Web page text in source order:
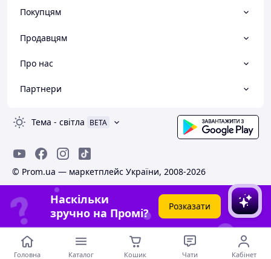
Покупцям
Продавцям
Про нас
Партнери
Тема - світла BETA
© Prom.ua — маркетплейс України, 2008-2026
Наскільки
зручно на Промі?
Розказати
Головна Каталог Кошик Чати Кабінет